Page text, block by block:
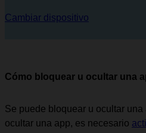
Cambiar dispositivo
Cómo bloquear u ocultar una
Se puede bloquear u ocultar
ocultar una app, es necesario